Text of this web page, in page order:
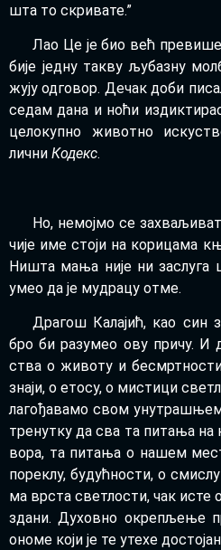
шта то скри­ва­те.”
Лао Це је био већ
би­је јед­ну та­кву љу­ба­зну
жу­ју од­го­вор. Де­чак до­би
се­дам да­на и но­ћи
це­ло­куп­но жи­вот­но
лич­ни Ко­декс.
Но, не­мој­мо се
чи­је име сто­ји на ко­ри­ца­ма
Ни­шта ма­ња ни­је ни за­слу­га
умео да је му­дра­цу от­ме.
Дра­гош Ка­ла­јић, као син
бро би раз­у­мео ову при­чу.
ства о жи­во­ту и
зна­ји, о ето­су, о ми­сти­ци
ла­го­ђа­ва­мо свом
тре­нут­ку да сва та пи­та­ња на
во­ра, та пи­та­ња о на­шем
по­ре­клу, бу­дућ­но­сти, о
ма вр­ста све­тло­сти, чак
зда­ни. Ду­хов­но окре­пље­ње
оно­ме ко­ји је те уте­хе